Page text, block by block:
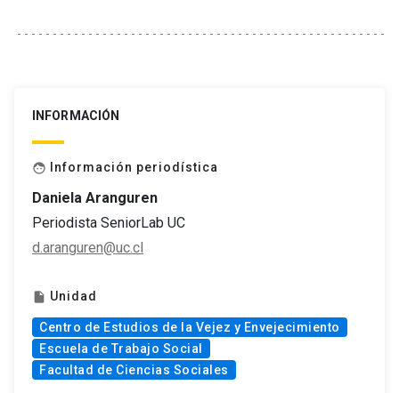
INFORMACIÓN
face Información periodística
Daniela Aranguren
Periodista SeniorLab UC
d.aranguren@uc.cl
insert_drive_file Unidad
Centro de Estudios de la Vejez y Envejecimiento
Escuela de Trabajo Social
Facultad de Ciencias Sociales